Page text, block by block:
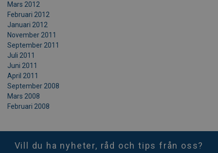
Mars 2012
Februari 2012
Januari 2012
November 2011
September 2011
Juli 2011
Juni 2011
April 2011
September 2008
Mars 2008
Februari 2008
Vill du ha nyheter, råd och tips från oss?